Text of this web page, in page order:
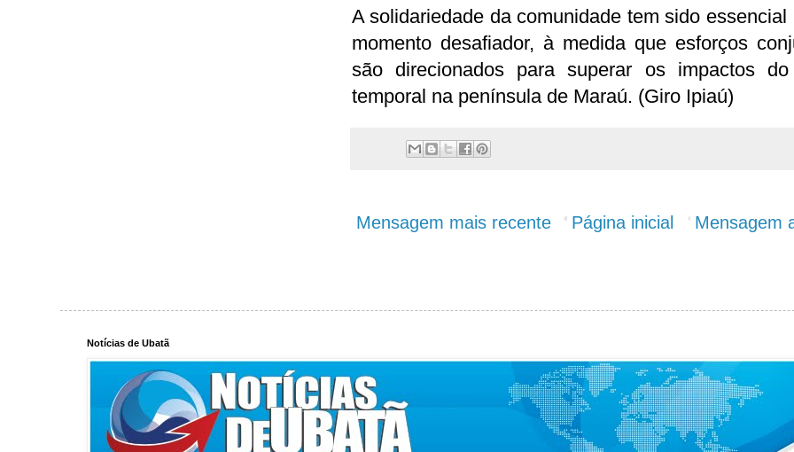
A solidariedade da comunidade tem sido essencial
momento desafiador, à medida que esforços
são direcionados para superar os impactos
temporal na península de Maraú. (Giro Ipiaú)
Mensagem mais recente Mensagem
Página inicial
Notícias de Ubatã